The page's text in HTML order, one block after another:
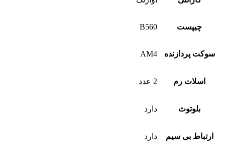
چیپست B560
سوکت پردازنده AM4
اسلات رم 2 عدد
بلوتوث دارد
ارتباط بی سیم دارد